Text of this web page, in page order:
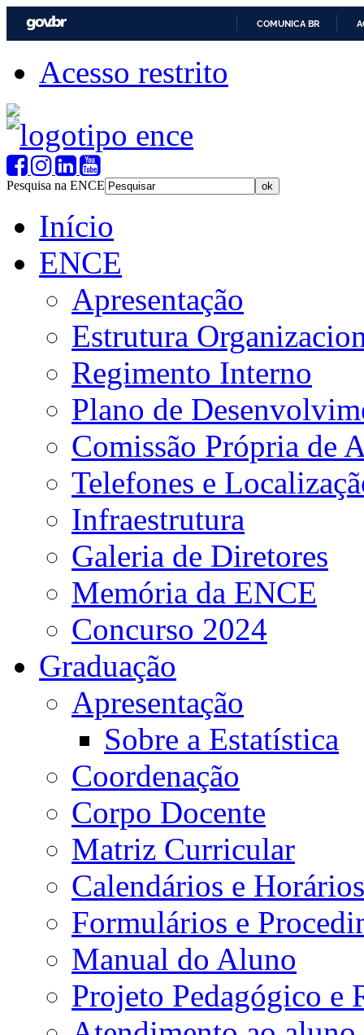
COMUNICA BR
Acesso restrito
Pesquisa na ENCE
Início
ENCE
Apresentação
Estrutura
Regimento Interno
Plano de
Comissão Própria de
Telefones e
Infraestrutura
Galeria de Diretores
Memória da ENCE
Concurso 2024
Graduação
Apresentação
Sobre a Estatística
Coordenação
Corpo Docente
Matriz Curricular
Calendários e Horários
Formulários e
Manual do Aluno
Projeto Pedagógico e